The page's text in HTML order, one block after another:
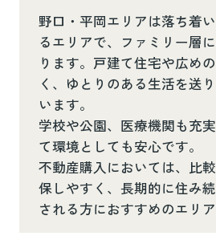
野口・平岡エリアは落ち着
るエリアで、ファミリー層
ります。戸建て住宅や広め
く、ゆとりのある生活を送
います。
学校や公園、医療機関も充
て環境としても安心です。
不動産購入においては、比
保しやすく、長期的に住み
される方におすすめのエリア